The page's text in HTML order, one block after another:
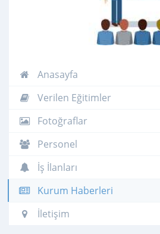
Anasayfa
Verilen Eğitimler
Fotoğraflar
Personel
İş İlanları
Kurum Haberleri
İletişim